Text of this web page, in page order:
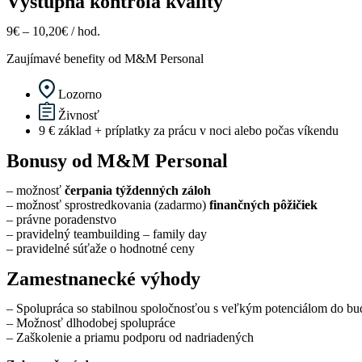
9€ – 10,20€ / hod.
Zaujímavé benefity od M&M Personal
Lozorno
Živnosť
9 € základ + príplatky za prácu v noci alebo počas víkendu
Bonusy od M&M Personal
– možnosť čerpania týždenných záloh
– možnosť sprostredkovania (zadarmo) finančných pôžičiek
– právne poradenstvo
– pravidelný teambuilding – family day
– pravidelné súťaže o hodnotné ceny
Zamestnanecké výhody
– Spolupráca so stabilnou spoločnosťou s veľkým potenciálom do
– Možnosť dlhodobej spolupráce
– Zaškolenie a priamu podporu od nadriadených